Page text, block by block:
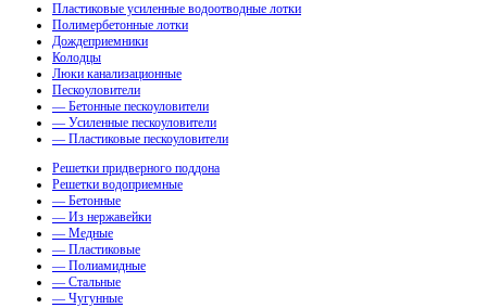
Пластиковые усиленные водоотводные лотки
Полимербетонные лотки
Дождеприемники
Колодцы
Люки канализационные
Пескоуловители
— Бетонные пескоуловители
— Усиленные пескоуловители
— Пластиковые пескоуловители
Решетки придверного поддона
Решетки водоприемные
— Бетонные
— Из нержавейки
— Медные
— Пластиковые
— Полиамидные
— Стальные
— Чугунные